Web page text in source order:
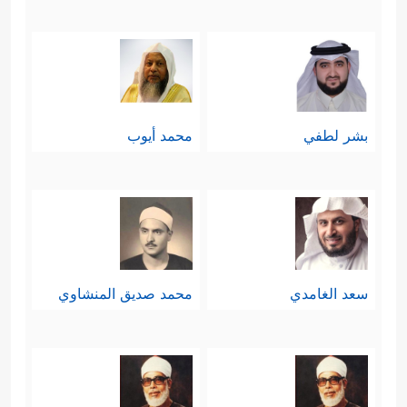
بشر لطفي محمد أيوب
سعد الغامدي محمد صديق المنشاوي